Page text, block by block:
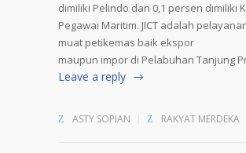
dimiliki Pelindo dan 0,1 persen dimiliki
Pegawai Maritim. JICT adalah
muat petikemas baik ekspor
maupun impor di Pelabuhan Tanjung
Leave a reply
ASTY SOPIAN RAKYAT MERDEKA